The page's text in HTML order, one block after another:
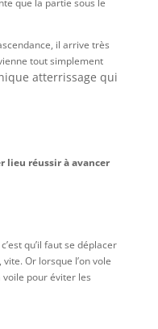
que la partie sous le
il arrive très
tout simplement
atterrissage qui
lieu réussir à avancer
qu’il faut se déplacer
Or lorsque l’on vole
pour éviter les